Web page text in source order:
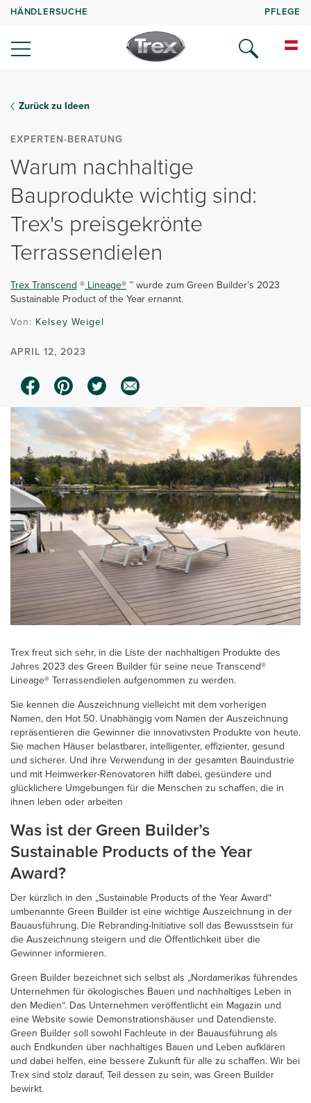
HÄNDLERSUCHE PFLEGE
Zurück zu Ideen
EXPERTEN-BERATUNG
Warum nachhaltige
Bauprodukte wichtig sind:
Trex's preisgekrönte
Terrassendielen
Trex Transcend ® Lineage®™ wurde zum Green Builder’s 2023
Sustainable Product of the Year ernannt.
Von: Kelsey Weigel
APRIL 12, 2023
Trex freut sich sehr, in die Liste der nachhaltigen Produkte des
Jahres 2023 des Green Builder für seine neue Transcend®
Lineage® Terrassendielen aufgenommen zu werden.
Sie kennen die Auszeichnung vielleicht mit dem vorherigen
Namen, den Hot 50. Unabhängig vom Namen der Auszeichnung
repräsentieren die Gewinner die innovativsten Produkte von heute.
Sie machen Häuser belastbarer, intelligenter, effizienter, gesund
und sicherer. Und ihre Verwendung in der gesamten Bauindustrie
und mit Heimwerker-Renovatoren hilft dabei, gesündere und
glücklichere Umgebungen für die Menschen zu schaffen, die in
ihnen leben oder arbeiten
Was ist der Green Builder’s
Sustainable Products of the Year
Award?
Der kürzlich in den „Sustainable Products of the Year Award“
umbenannte Green Builder ist eine wichtige Auszeichnung in der
Bauausführung. Die Rebranding-Initiative soll das Bewusstsein für
die Auszeichnung steigern und die Öffentlichkeit über die
Gewinner informieren.
Green Builder bezeichnet sich selbst als „Nordamerikas führendes
Unternehmen für ökologisches Bauen und nachhaltiges Leben in
den Medien“. Das Unternehmen veröffentlicht ein Magazin und
eine Website sowie Demonstrationshäuser und Datendienste.
Green Builder soll sowohl Fachleute in der Bauausführung als
auch Endkunden über nachhaltiges Bauen und Leben aufklären
und dabei helfen, eine bessere Zukunft für alle zu schaffen. Wir bei
Trex sind stolz darauf, Teil dessen zu sein, was Green Builder
bewirkt.